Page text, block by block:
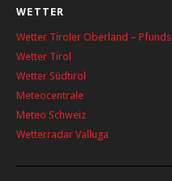
WETTER
Wetter Tiroler Oberland – Pfunds
Wetter Tirol
Wetter Südtirol
Meteocentrale
Meteo Schweiz
Wetterradar Valluga